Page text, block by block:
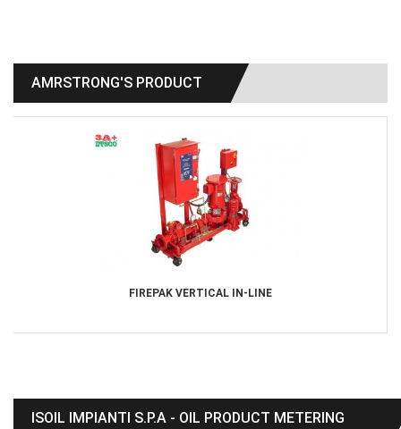
AMRSTRONG'S PRODUCT
FIREPAK VERTICAL IN-LINE
ISOIL IMPIANTI S.P.A - OIL PRODUCT METERING